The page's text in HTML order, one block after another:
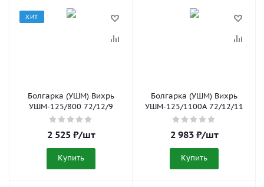
ХИТ
Болгарка (УШМ) Вихрь
УШМ-125/800 72/12/9
2 525₽/шт
Купить
Болгарка (УШМ) Вихрь
УШМ-125/1100А 72/12/11
2 983₽/шт
Купить